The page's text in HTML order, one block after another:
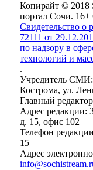
Копирайт ©
портал Сочи. 16+
Свидетельство
72111 от
по надзору в
технологий и
.
Учредитель
Кострома, ул.
Главный
Адрес редакции:
д. 15, офис 102
Телефон
15
Адрес